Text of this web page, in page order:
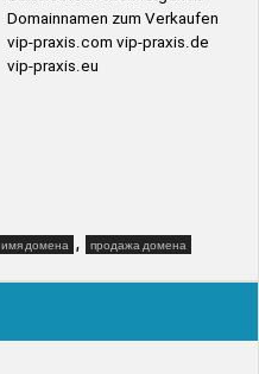
Domainnamen zum Verkaufen
vip-praxis.com vip-praxis.de
vip-praxis.eu
имя домена , продажа домена